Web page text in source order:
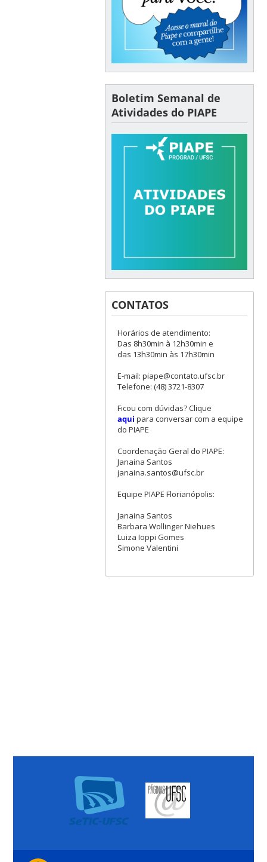
Boletim Semanal de
Atividades do PIAPE
CONTATOS
Horários de atendimento:
Das 8h30min à 12h30min e
das 13h30min às 17h30min
E-mail: piape@contato.ufsc.br
Telefone: (48) 3721-8307
Ficou com dúvidas? Clique
aqui para conversar com a equipe
do PIAPE
Coordenação Geral do PIAPE:
Janaina Santos
janaina.santos@ufsc.br
Equipe PIAPE Florianópolis:
Janaina Santos
Barbara Wollinger Niehues
Luiza Ioppi Gomes
Simone Valentini